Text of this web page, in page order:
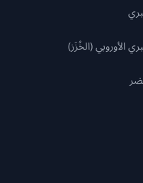
الأوروبي (الخُزَز)